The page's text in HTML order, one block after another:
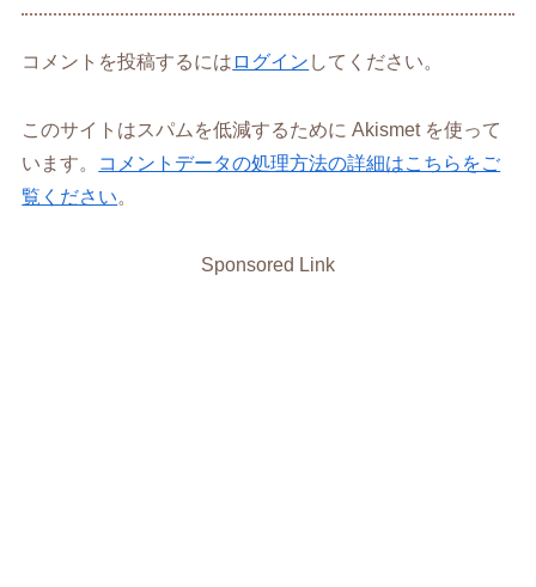
コメントを投稿するには ログイン してください。
このサイトはスパムを低減するために Akismet を使って
います。
コメントデータの処理方法の詳細はこちらをご
覧ください。
Sponsored Link